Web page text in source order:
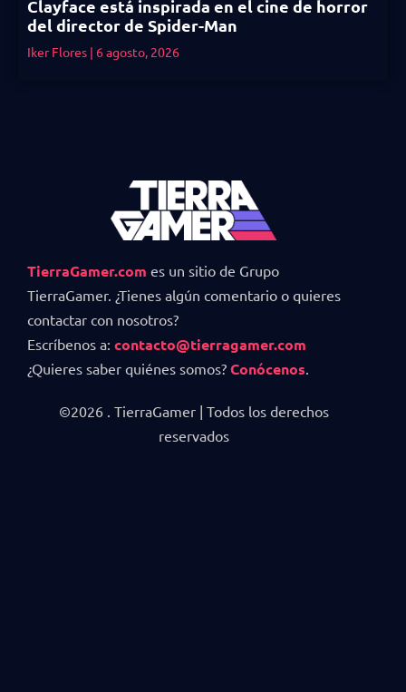
Clayface está inspirada en el cine de horror
del director de Spider-Man
Iker Flores 6 agosto, 2026
TierraGamer.com es un sitio de Grupo
TierraGamer. ¿Tienes algún comentario o quieres
contactar con nosotros?
Escríbenos a: contacto@tierragamer.com
¿Quieres saber quiénes somos? Conócenos.
©2026 . TierraGamer | Todos los derechos
reservados